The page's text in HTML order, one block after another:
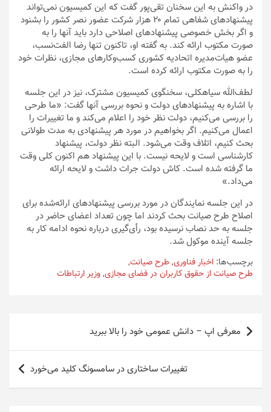
در واکنش به این سخنان تقی‌پور گفت که این کمیسیون نمی‌تواند
پیشنهادهای شفاهی تمام ۲۰ هزار شرکت عضور نصر کشور را بشنود
و اگر بخش خصوصی پیشنهادهای اصلاحی دارد باید آنها را به
صورت مکتوب ارائه کند. به گفته او، تاکنون تنها رضا الفت‌نسب،
عضو هیات‌مدیره اتحادیه کشوری کسب‌وکارهای مجازی، نظرات خود
را به صورت مکتوب ارائه کرده است.
لطف‌الله سیاهکلی، سخنگوی کمیسیون مشترک، نیز در این جلسه
با اشاره به پیشنهادهای دولت و نحوه بررسی آنها گفت: «ما طرحی
را بررسی می‌کنیم، دولت نظر خود را اعلام می‌کند و ما تغییرات را
اعمال می‌کنیم. اگر بخواهیم در مورد هر پیشنهادی به‌ مدت طولانی
بحث کنیم، اتلاف وقت می‌شود. البته نظر دولت، پیشنهاد
کارشناسی است و لایحه نیست. با این پیشنهاد هم اکنون کلی وقت
ما گرفته شده است. کاش دولت جرات داشت و لایحه ارائه
می‌داد.»
در این جلسه نمایندگان در مورد بررسی پیشنهادهای ارائه‌شده برای
اصلاح طرح صیانت بحث کردند اما چون تعداد اعضای حاضر در
جلسه به حد نصاب نرسیده بود، رأی‌گیری درباره نحوه ادامه کار به
جلسه آینده موکول شد.
برچسب‌ها: اخبار فناوری,طرح صیانت,
طرح صیانت از حقوق کاربران در فضای مجازی,وزیر ارتباطات
راهبری
نوشتهمعرفی اپ – دانش عمومی خود را بالا ببرید
تغییرات ساختاری در سامسونگ کلید می‌خورد